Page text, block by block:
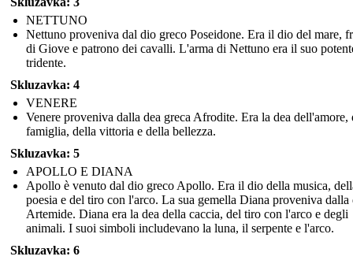
NETTUNO
Nettuno proveniva dal dio greco Poseidone. Era il dio del mare,
di Giove e patrono dei cavalli. L'arma di Nettuno era il suo
tridente.
Skluzavka: 4
VENERE
Venere proveniva dalla dea greca Afrodite. Era la dea dell'amore,
famiglia, della vittoria e della bellezza.
Skluzavka: 5
APOLLO E DIANA
Apollo è venuto dal dio greco Apollo. Era il dio della musica,
poesia e del tiro con l'arco. La sua gemella Diana proveniva dalla
Artemide. Diana era la dea della caccia, del tiro con l'arco e degli
animali. I suoi simboli includevano la luna, il serpente e l'arco.
Skluzavka: 6